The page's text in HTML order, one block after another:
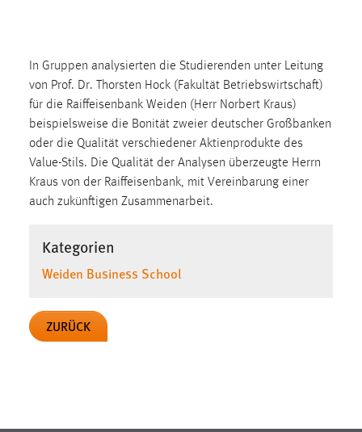
In Gruppen analysierten die Studierenden unter Leitung
von Prof. Dr. Thorsten Hock (Fakultät Betriebswirtschaft)
für die Raiffeisenbank Weiden (Herr Norbert Kraus)
beispielsweise die Bonität zweier deutscher Großbanken
oder die Qualität verschiedener Aktienprodukte des
Value-Stils. Die Qualität der Analysen überzeugte Herrn
Kraus von der Raiffeisenbank, mit Vereinbarung einer
auch zukünftigen Zusammenarbeit.
Kategorien
Weiden Business School
ZURÜCK
Performance
Name:
staticfilecache
Zweck:
Für performante Seitenauslieferung wird in diesem Cookie
gespeichert, ob man eingeloggt ist.
Name:
site-language-preference
Das Cookie speichert die gewählte Sprache der Website.